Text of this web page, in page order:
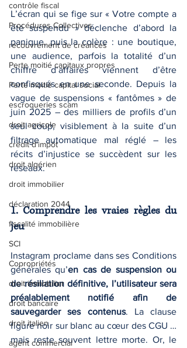
contrôle fiscal
Procédures Collectives
recouvrement de créances
Perte moitié capitaux propres
Perte moitié capital social
escroqueries scam
droit agricole
crédit d'impôt
droit algérien
droit immobilier
déclaration 2044
fiscalité immobilière
SCI
Copropriétés
droit immobilier
droit bancaire
droit italien
agent commercial
L’écran qui se fige sur « Votre compte a
été suspendu » déclenche d’abord la
panique, puis la colère : une boutique,
une audience, parfois la totalité d’un
chiffre d’affaires viennent d’être
confisqués en une seconde. Depuis la
vague de suspensions « fantômes » de
juin 2025 – des milliers de profils d’un
seul coup, visiblement à la suite d’un
filtrage automatique mal réglé – les
récits d’injustice se succèdent sur les
réseaux.
1. Comprendre les vraies règles du
jeu
Instagram proclame dans ses Conditions
générales qu’en cas de suspension ou
de résiliation définitive, l’utilisateur sera
préalablement notifié afin de
sauvegarder ses contenus. La clause
figure noir sur blanc au cœur des CGU …
mais reste souvent lettre morte. Or, le